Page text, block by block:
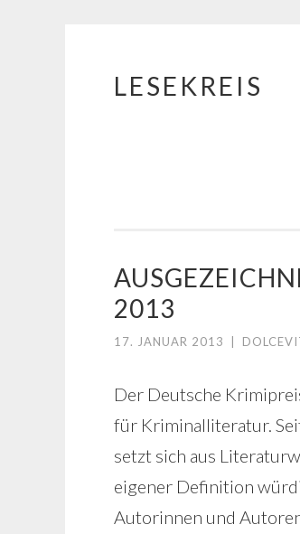
Springe
LESEKREIS
2013
17. JANUAR 2013
Der Deutsche
für Kriminalliteratur.
setzt sich aus
eigener Definition
Autorinnen und